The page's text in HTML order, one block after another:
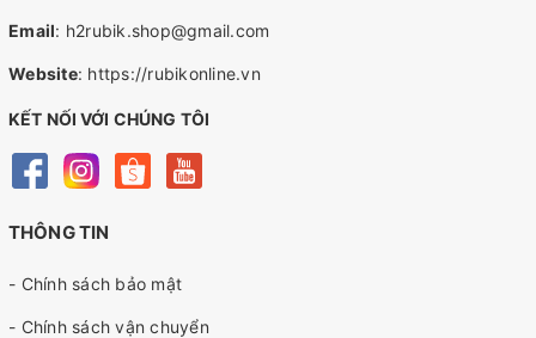
Email: h2rubik.shop@gmail.com
Website: https://rubikonline.vn
KẾT NỐI VỚI CHÚNG TÔI
THÔNG TIN
- Chính sách bảo mật
- Chính sách vận chuyển